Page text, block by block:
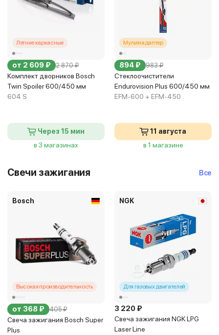
Летние каркасные
от 2 609 ₽ 2 870 ₽
Комплект дворников Bosch
Twin Spoiler 600/450 мм
604 S
Через 15 мин
в 3 магазинах
Мультиадаптер
894 ₽ 983 ₽
Стеклоочистители
Endurovision Plus 600/450 мм
EFM-600 + EFM-450
11 августа
в 1 магазине
Свечи зажигания Все
Bosch
Высокая производительность
от 368 ₽ 405 ₽
Свеча зажигания Bosch Super
Plus
NGK
Для газовых двигателей
3 220 ₽
Свеча зажигания NGK LPG
Laser Line